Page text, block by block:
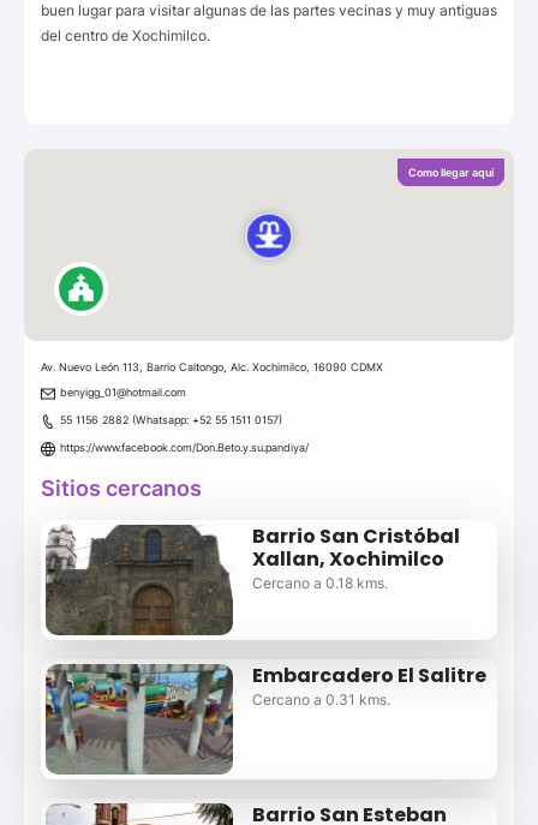
buen lugar para visitar algunas de las partes vecinas y muy antiguas
del centro de Xochimilco.
Como llegar aquí
Av. Nuevo León 113, Barrio Caltongo, Alc. Xochimilco, 16090 CDMX
benyigg_01@hotmail.com
55 1156 2882 (Whatsapp: +52 55 1511 0157)
https://www.facebook.com/Don.Beto.y.su.pandiya/
Sitios cercanos
Barrio San Cristóbal
Xallan, Xochimilco
Cercano a 0.18 kms.
Embarcadero El Salitre
Cercano a 0.31 kms.
Barrio San Esteban